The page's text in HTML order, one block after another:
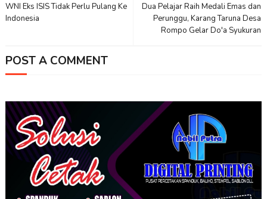
Dua Pelajar Raih Medali Emas dan
Perunggu, Karang Taruna Desa
Rompo Gelar Do'a Syukuran
WNI Eks ISIS Tidak Perlu Pulang Ke
Indonesia
POST A COMMENT